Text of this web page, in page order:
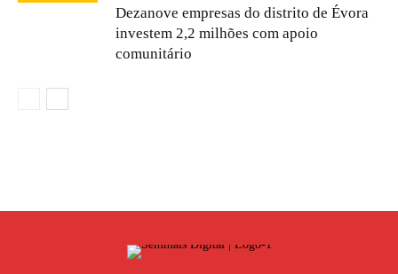
Dezanove empresas do distrito de Évora
investem 2,2 milhões com apoio
comunitário